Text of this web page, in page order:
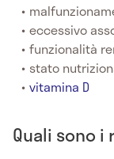
eccessivo
funzionalità
stato
vitamina D
Quali sono